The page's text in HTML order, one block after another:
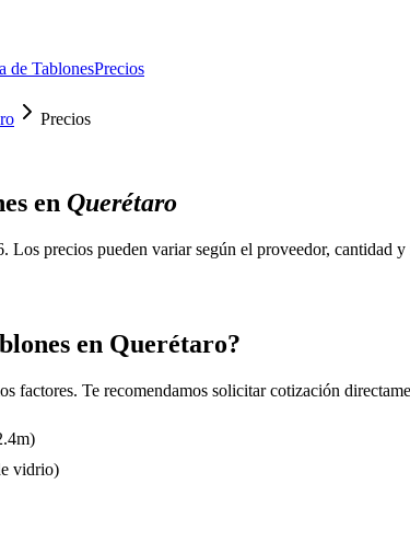
de TablonesPrecios
Precios
en Querétaro
Los precios pueden variar según el proveedor, cantidad y
en Querétaro?
factores. Te recomendamos solicitar cotización
vidrio)